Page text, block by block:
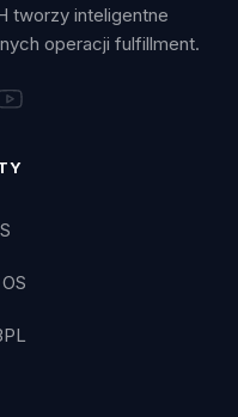
tworzy inteligentne
operacji fulfillment.